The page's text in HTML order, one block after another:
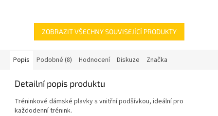
ZOBRAZIT VŠECHNY SOUVISEJÍCÍ PRODUKTY
Popis Podobné (8) Hodnocení Diskuze Značka
Detailní popis produktu
Tréninkové dámské plavky s vnitřní podšívkou, ideální pro
každodenní trénink.